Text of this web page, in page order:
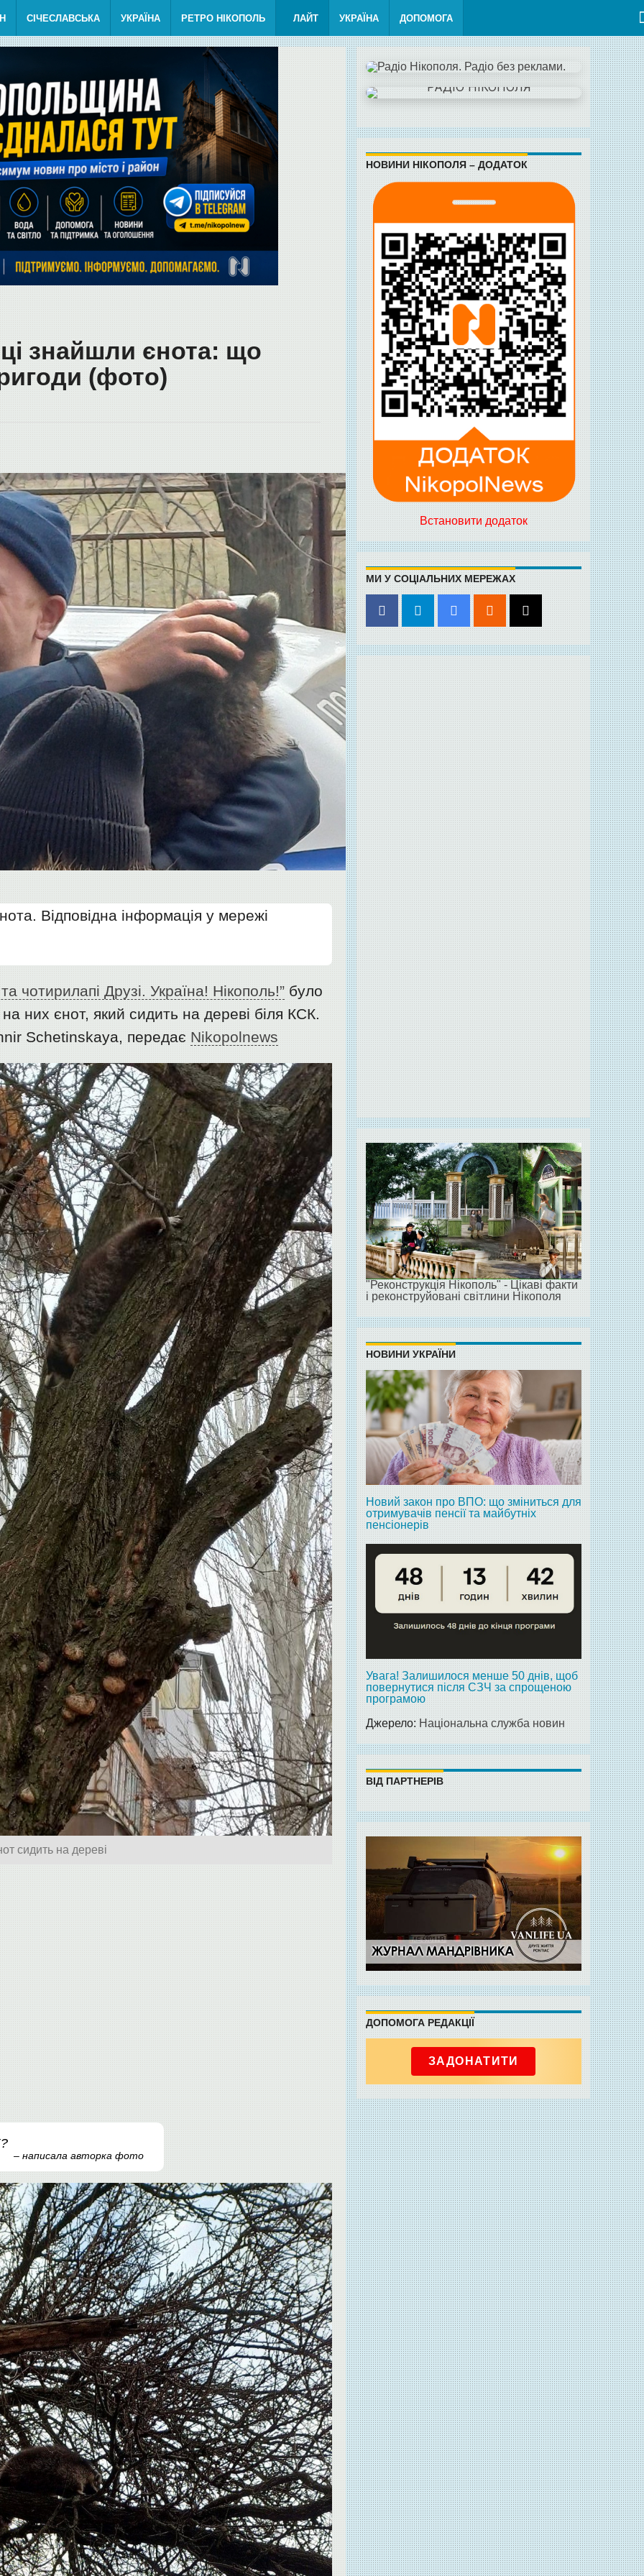
СІЧЕСЛАВСЬКА УКРАЇНА РЕТРО НІКОПОЛЬ ЛАЙТ УКРАЇНА ДОПОМОГА
знайшли єнота: що
(фото)
Відповідна інформація у мережі
чотирилапі Друзі. Україна! Нікополь!” було
них єнот, який сидить на дереві біля КСК.
Schetinskaya, передає Nikopolnews
сидить на дереві
– написала авторка фото
НОВИНИ НІКОПОЛЯ – ДОДАТОК
Встановити додаток
МИ У СОЦІАЛЬНИХ МЕРЕЖАХ
"Реконструкція Нікополь" - Цікаві факти
і реконструйовані світлини Нікополя
НОВИНИ УКРАЇНИ
Новий закон про ВПО: що зміниться для
отримувачів пенсії та майбутніх
пенсіонерів
Увага! Залишилося менше 50 днів, щоб
повернутися після СЗЧ за спрощеною
програмою
Джерело:Національна служба новин
ВІД ПАРТНЕРІВ
ДОПОМОГА РЕДАКЦІЇ
ЗАДОНАТИТИ